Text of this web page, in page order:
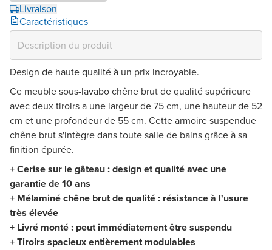
Livraison
Caractéristiques
Design de haute qualité à un prix incroyable.
Ce meuble sous-lavabo chêne brut de qualité supérieure
avec deux tiroirs a une largeur de 75 cm, une hauteur de 52
cm et une profondeur de 55 cm. Cette armoire suspendue
chêne brut s'intègre dans toute salle de bains grâce à sa
finition épurée.
+ Cerise sur le gâteau : design et qualité avec une
garantie de 10 ans
+ Mélaminé chêne brut de qualité : résistance à l'usure
très élevée
+ Livré monté : peut immédiatement être suspendu
+ Tiroirs spacieux entièrement modulables